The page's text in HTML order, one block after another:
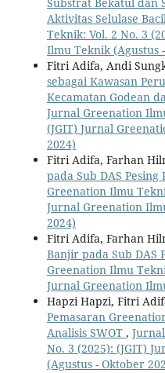
Substrat Bekatul dan
Aktivitas Selulase
Teknik: Vol. 2 No. 3
Ilmu Teknik (Agustus
Fitri Adifa, Andi
sebagai Kawasan
Kecamatan Godean
Jurnal Greenation
(JGIT) Jurnal
2024)
Fitri Adifa, Farhan
pada Sub DAS
Greenation Ilmu
Jurnal Greenation
2024)
Fitri Adifa, Farhan
Banjir pada Sub DAS
Greenation Ilmu
Jurnal Greenation
Hapzi Hapzi, Fitri
Pemasaran
Analisis SWOT ,
No. 3 (2025): (JGIT)
(Agustus - Oktober